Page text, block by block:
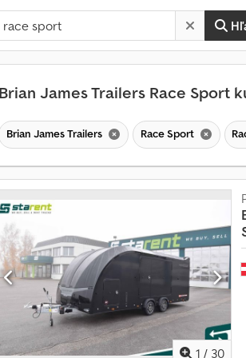
James Trailers Race Sport
Brian James Trailers Race Sport
1 / 30